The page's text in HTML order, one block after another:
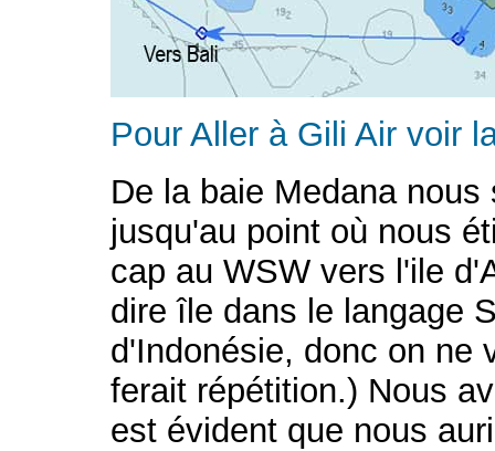
Pour Aller à Gili Air voir
De la baie Medana
jusqu'au point où nous
cap au WSW vers l'ile
dire île dans le langage
d'Indonésie, donc on ne
ferait répétition.) Nous
est évident que nous